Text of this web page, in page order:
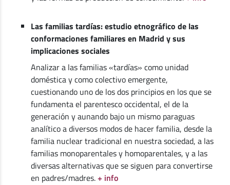
Las familias tardías: estudio etnográfico de las
conformaciones familiares en Madrid y sus
implicaciones sociales
Analizar a las familias «tardías» como unidad
doméstica y como colectivo emergente,
cuestionando uno de los dos principios en los que se
fundamenta el parentesco occidental, el de la
generación y aunando bajo un mismo paraguas
analítico a diversos modos de hacer familia, desde la
familia nuclear tradicional en nuestra sociedad, a las
familias monoparentales y homoparentales, y a las
diversas alternativas que se siguen para convertirse
en padres/madres.+ info